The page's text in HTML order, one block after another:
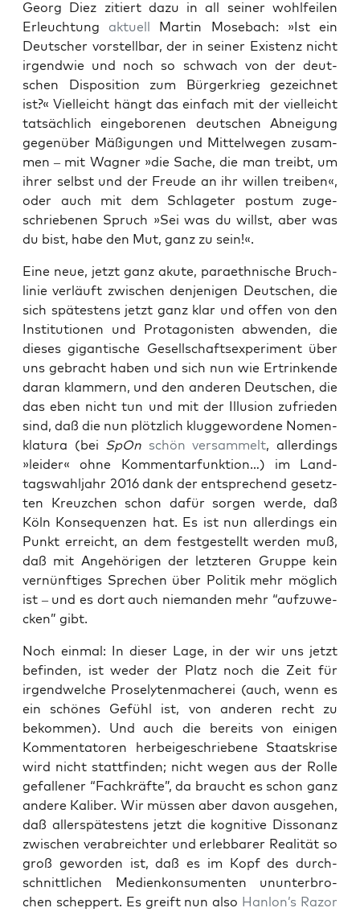
Georg Diez zitiert dazu in all sei­ner wohl­fei­len
Erleuch­tung aktu­ell Mar­tin Mose­bach: »Ist ein
Deut­scher vor­stell­bar, der in sei­ner Exis­tenz nicht
irgend­wie und noch so schwach von der deut­
schen Dis­po­si­ti­on zum Bür­ger­krieg gezeich­net
ist?« Viel­leicht hängt das ein­fach mit der viel­leicht
tat­säch­lich ein­ge­bo­re­nen deut­schen Abnei­gung
gegen­über Mäßi­gun­gen und Mit­tel­we­gen zusam­
men – mit Wag­ner »die Sache, die man treibt, um
ihrer selbst und der Freu­de an ihr wil­len trei­ben«,
oder auch mit dem Schla­ge­ter pos­tum zuge­
schrie­be­nen Spruch »Sei was du willst, aber was
du bist, habe den Mut, ganz zu sein!«.
Eine neue, jetzt ganz aku­te, para­eth­ni­sche Bruch­
li­nie ver­läuft zwi­schen den­je­ni­gen Deut­schen, die
sich spä­tes­tens jetzt ganz klar und offen von den
Insti­tu­tio­nen und Prot­ago­nis­ten abwen­den, die
die­ses gigan­ti­sche Gesell­schafts­expe­ri­ment über
uns gebracht haben und sich nun wie Ertrin­ken­de
dar­an klam­mern, und den ande­ren Deut­schen, die
das eben nicht tun und mit der Illu­si­on zufrie­den
sind, daß die nun plötz­lich klug­ge­wor­de­ne Nomen­
kla­tu­ra (bei SpOn schön ver­sam­melt, aller­dings
»lei­der« ohne Kom­men­tar­funk­ti­on…) im Land­
tags­wahl­jahr 2016 dank der ent­spre­chend gesetz­
ten Kreuz­chen schon dafür sor­gen wer­de, daß
Köln Kon­se­quen­zen hat. Es ist nun aller­dings ein
Punkt erreicht, an dem fest­ge­stellt wer­den muß,
daß mit Ange­hö­ri­gen der letz­te­ren Grup­pe kein
ver­nünf­ti­ges Spre­chen über Poli­tik mehr mög­lich
ist – und es dort auch nie­man­den mehr “auf­zu­we­
cken” gibt.
Noch ein­mal: In die­ser Lage, in der wir uns jetzt
befin­den, ist weder der Platz noch die Zeit für
irgend­wel­che Pro­se­ly­ten­ma­che­rei (auch, wenn es
ein schö­nes Gefühl ist, von ande­ren recht zu
bekom­men). Und auch die bereits von eini­gen
Kom­men­ta­to­ren her­bei­ge­schrie­be­ne Staats­kri­se
wird nicht statt­fin­den; nicht wegen aus der Rol­le
gefal­le­ner “Fach­kräf­te”, da braucht es schon ganz
ande­re Kali­ber. Wir müs­sen aber davon aus­ge­hen,
daß aller­spä­tes­tens jetzt die kogni­ti­ve Dis­so­nanz
zwi­schen ver­ab­reich­ter und erleb­ba­rer Rea­li­tät so
groß gewor­den ist, daß es im Kopf des durch­
schnitt­li­chen Medi­en­kon­su­men­ten unun­ter­bro­
chen schep­pert. Es greift nun also Hanlon’s Razor